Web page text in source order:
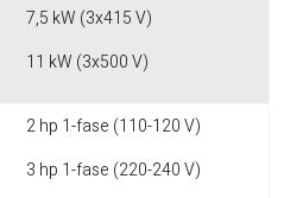
7,5 kW (3x415 V)
11 kW (3x500 V)
2 hp 1-fase (110-120 V)
3 hp 1-fase (220-240 V)